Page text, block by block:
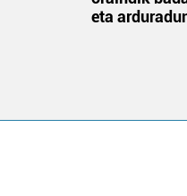
eta